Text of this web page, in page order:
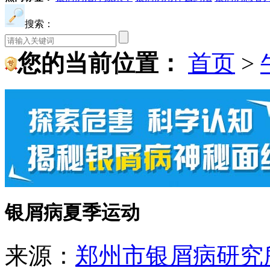
搜索：
您的当前位置： 首页 >
银屑病夏季运动
来源： 郑州市银屑病研究